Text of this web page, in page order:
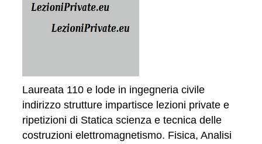
Laureata 110 e lode in ingegneria civile
indirizzo strutture impartisce lezioni private e
ripetizioni di Statica scienza e tecnica delle
costruzioni elettromagnetismo. Fisica, Analisi